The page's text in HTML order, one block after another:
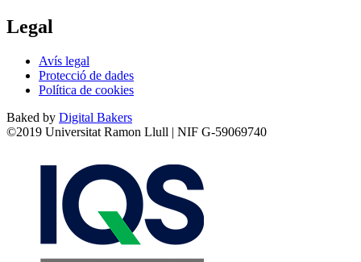
Legal
Avís legal
Protecció de dades
Política de cookies
Baked by Digital Bakers
©2019 Universitat Ramon Llull | NIF G-59069740